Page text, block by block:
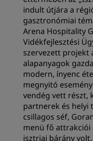
indult útjára a
gasztronómiai
Arena Hospitality
Vidékfejlesztési
szervezett projekt
alapanyagok
modern, ínyenc
megnyitó
vendég vett részt,
partnerek és helyi
csillagos séf,
menü fő attrakciói
isztriai bárány volt.